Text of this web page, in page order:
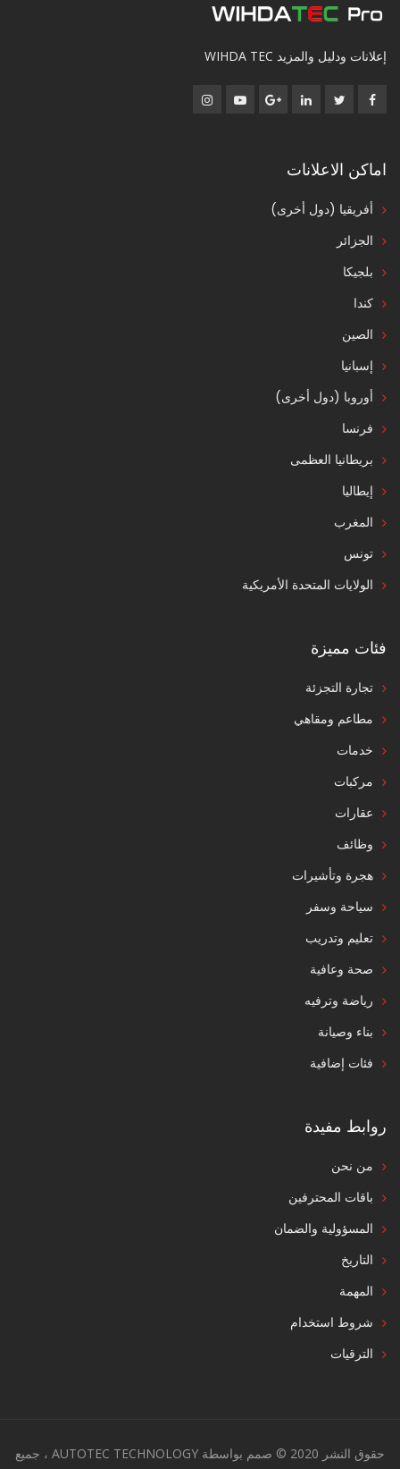
إعلانات ودليل والمزيد WIHDA TEC
اماكن الاعلانات
أفريقيا (دول أخرى)
الجزائر
بلجيكا
كندا
الصين
إسبانيا
أوروبا (دول أخرى)
فرنسا
بريطانيا العظمى
إيطاليا
المغرب
تونس
الولايات المتحدة الأمريكية
فئات مميزة
تجارة التجزئة
مطاعم ومقاهي
خدمات
مركبات
عقارات
وظائف
هجرة وتأشيرات
سياحة وسفر
تعليم وتدريب
صحة وعافية
رياضة وترفيه
بناء وصيانة
فئات إضافية
روابط مفيدة
من نحن
باقات المحترفين
المسؤولية والضمان
التاريخ
المهمة
شروط استخدام
الترقيات
حقوق النشر 2020 © صمم بواسطة AUTOTEC TECHNOLOGY ، جميع